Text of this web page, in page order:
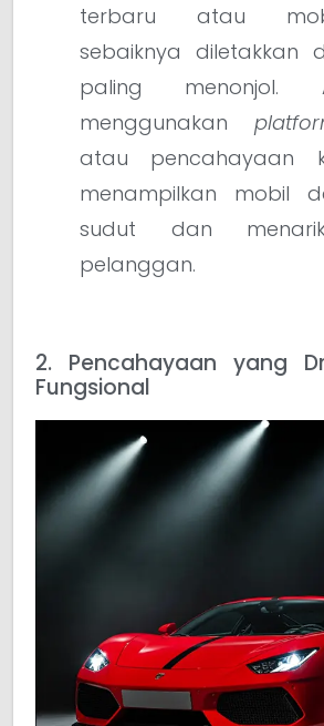
terbaru atau
sebaiknya diletakkan
paling menonjol.
menggunakan
atau pencahayaan
menampilkan mobil
sudut dan
pelanggan.
2. Pencahayaan yang
Fungsional